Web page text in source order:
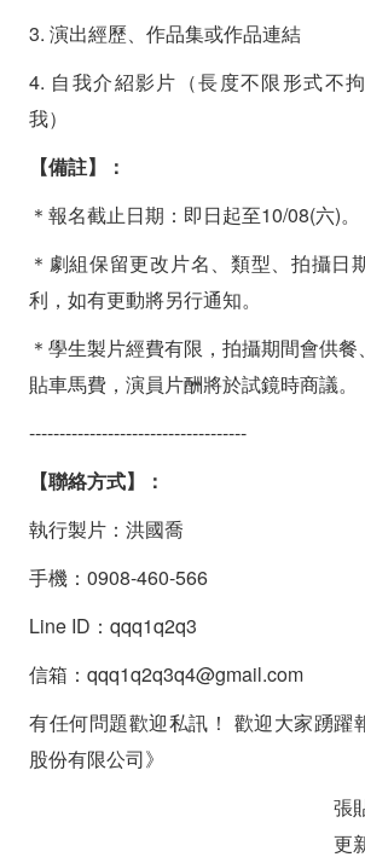
3. 演出經歷、作品集或作品連結
4. 自我介紹影片（長度不限形式不
我）
【備註】：
＊報名截止日期：即日起至10/08(六)。
＊劇組保留更改片名、類型、拍攝日
利，如有更動將另行通知。
＊學生製片經費有限，拍攝期間會供
貼車馬費，演員片酬將於試鏡時商議。
------------------------------------
【聯絡方式】：
執行製片：洪國喬
手機：0908-460-566
Line ID：qqq1q2q3
信箱：qqq1q2q3q4@gmail.com
有任何問題歡迎私訊！ 歡迎大家踴躍
股份有限公司》
張
更